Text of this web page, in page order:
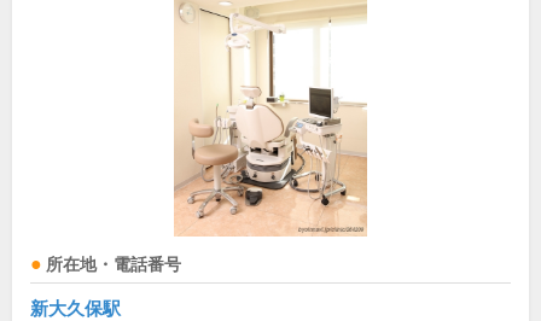
所在地・電話番号
新大久保駅